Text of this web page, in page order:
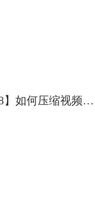
【会声会影x8】如何压缩视频文件